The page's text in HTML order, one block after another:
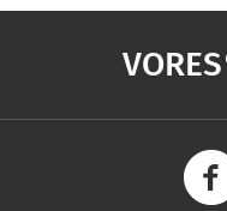
VORES